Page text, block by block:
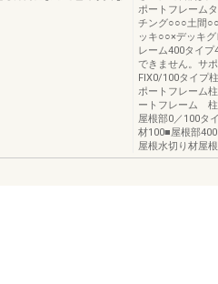
ポートフレーム
チング○○○土間
ッキ○○×デッキ
レーム400タイ
できません。サ
FIX0/100タイプ
ポートフレーム
ートフレーム
屋根部0／100タ
材100■屋根部
屋根水切り材屋